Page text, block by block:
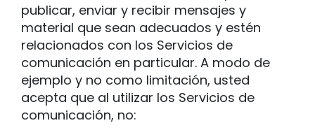
publicar, enviar y recibir mensajes y
material que sean adecuados y estén
relacionados con los Servicios de
comunicación en particular. A modo de
ejemplo y no como limitación, usted
acepta que al utilizar los Servicios de
comunicación, no: